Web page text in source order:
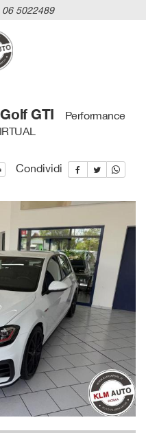
06 5022489
GTI
Performance
Condividi